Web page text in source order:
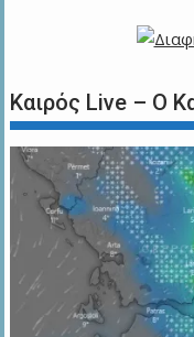
Καιρός Live – Ο